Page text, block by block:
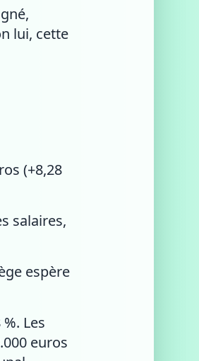
lui, cette
(+8,28
salaires,
espère
Les
euros